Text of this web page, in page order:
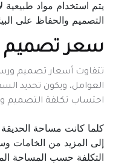
يتم استخدام مواد طبيعية
التصميم والحفاظ على
سعر تصميم
تتفاوت أسعار تصميم
العوامل، ويكون تحديد
احتساب تكلفة التصميم
كلما كانت مساحة الحديقة
إلى المزيد من الخامات
التكلفة حسب المساحة